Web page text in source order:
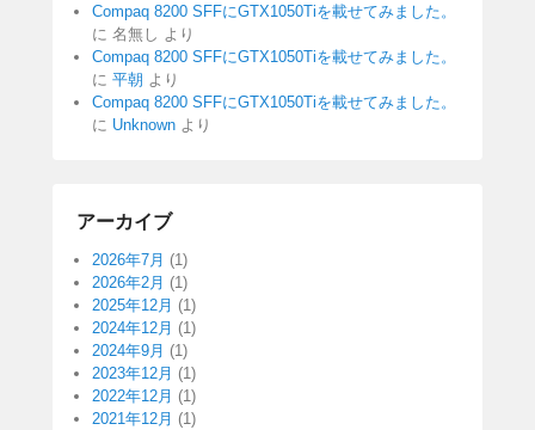
Compaq 8200 SFFにGTX1050Tiを載せてみました。
に 名無し より
Compaq 8200 SFFにGTX1050Tiを載せてみました。
に 平朝 より
Compaq 8200 SFFにGTX1050Tiを載せてみました。
に Unknown より
アーカイブ
2026年7月 (1)
2026年2月 (1)
2025年12月 (1)
2024年12月 (1)
2024年9月 (1)
2023年12月 (1)
2022年12月 (1)
2021年12月 (1)